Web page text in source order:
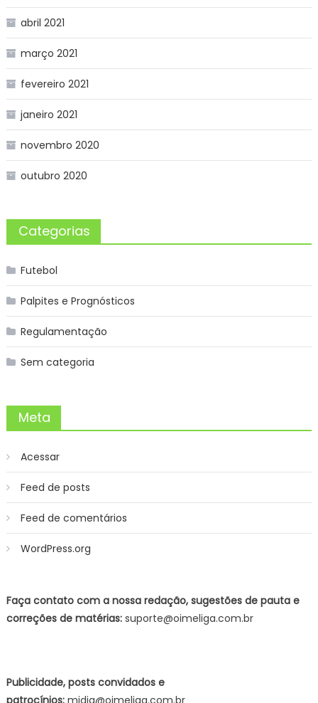
abril 2021
março 2021
fevereiro 2021
janeiro 2021
novembro 2020
outubro 2020
Categorias
Futebol
Palpites e Prognósticos
Regulamentação
Sem categoria
Meta
Acessar
Feed de posts
Feed de comentários
WordPress.org
Faça contato com a nossa redação, sugestões de pauta e
correções de matérias:suporte@oimeliga.com.br
Publicidade, posts convidados e
patrocínios:midia@oimeliga.com.br